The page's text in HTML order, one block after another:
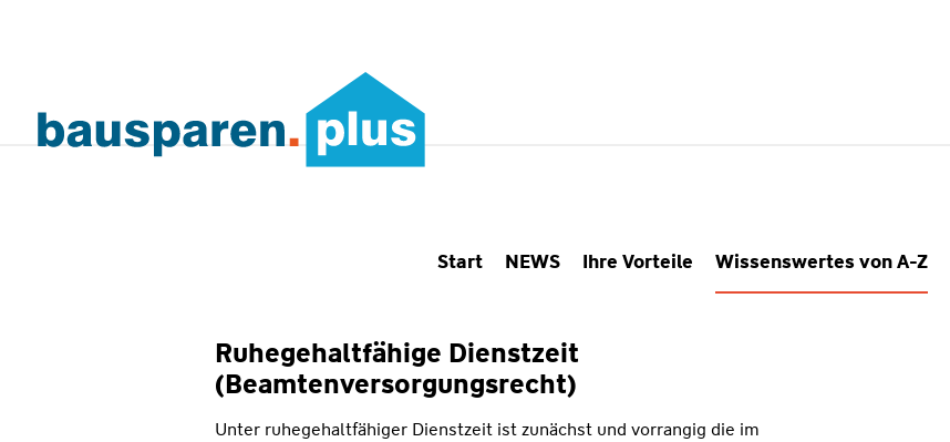
Start NEWS Ihre Vorteile Wissenswertes von A-Z
Ruhegehaltfähige Dienstzeit
(Beamtenversorgungsrecht)
Unter ruhegehaltfähiger Dienstzeit ist zunächst und vorrangig die im